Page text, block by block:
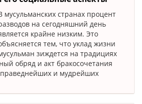
мусульманских странах процент
на сегодняшний день
крайне низким. Это
тем, что уклад жизни
зиждется на традициях
обряд и акт бракосочетания
и мудрейших